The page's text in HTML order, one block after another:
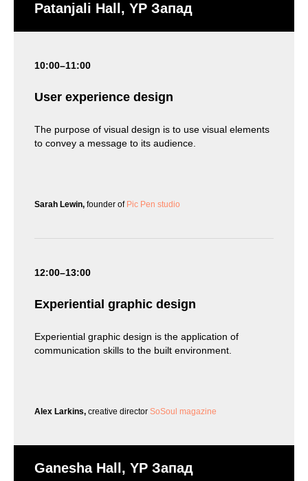
Patanjali Hall, YP Запад
10:00–11:00
User experience design
The purpose of visual design is to use visual elements
to convey a message to its audience.
Sarah Lewin, founder of Pic Pen studio
12:00–13:00
Experiential graphic design
Experiential graphic design is the application of
communication skills to the built environment.
Alex Larkins, creative director SoSoul magazine
Ganesha Hall, YP Запад